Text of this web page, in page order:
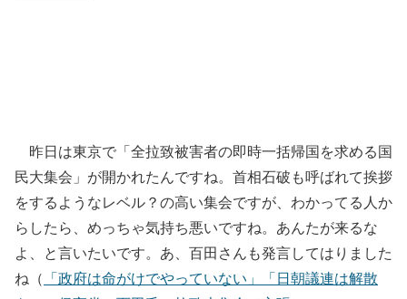
昨日は東京で「全拉致被害者の即時一括帰国を求める国
民大集会」が開かれたんですね。首相石破も呼ばれて挨拶
をするようなレベル？の高い集会ですが、わかってる人か
らしたら、めっちゃ気持ち悪いですね。あんたが来るな
よ、と言いたいです。あ、百田さんも発言してはりました
ね（ 「政府は命がけでやっていない」「日朝議連は解散